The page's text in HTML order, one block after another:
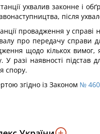
ухвалив законне і
після
провадження у
про передачу справи
щодо кількох
У разі наявності
спору.
згідно із Законом №